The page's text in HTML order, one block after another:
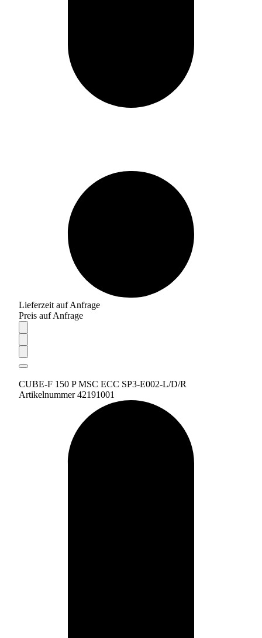
Lieferzeit auf Anfrage
Preis auf Anfrage
CUBE-F 150 P MSC ECC SP3-E002-L/D/R
Artikelnummer 42191001